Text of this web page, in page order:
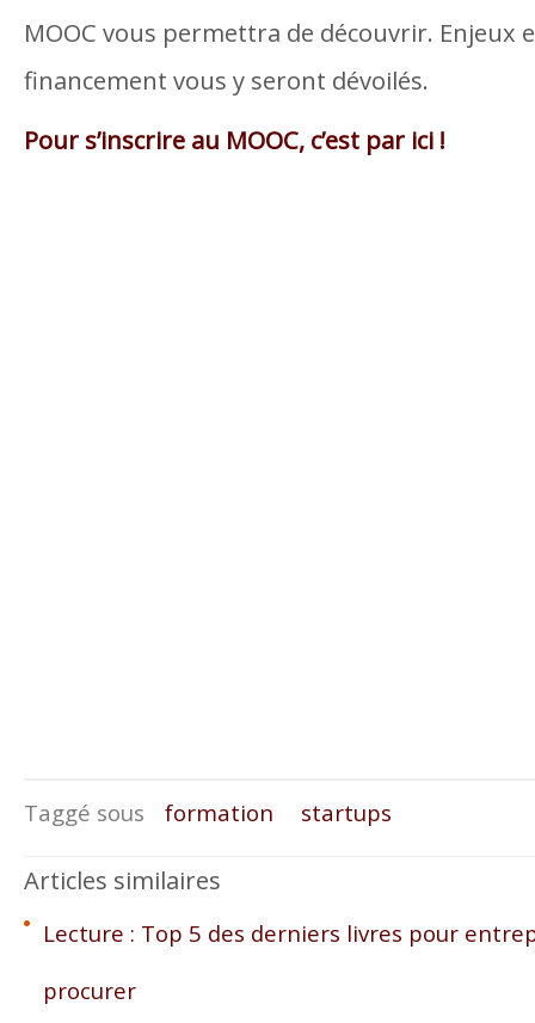
MOOC vous permettra de découvrir. Enjeux
financement vous y seront dévoilés.
Pour s’inscrire au MOOC, c’est par ici !
Taggé sous formation startups
Articles similaires
Lecture : Top 5 des derniers livres pour
procurer